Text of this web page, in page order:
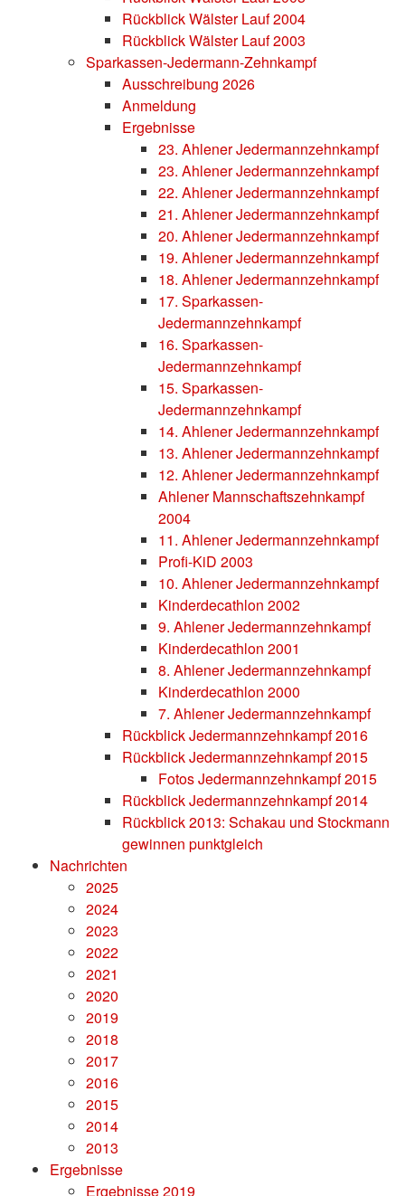
Rückblick Wälster Lauf 2004
Rückblick Wälster Lauf 2003
Sparkassen-Jedermann-Zehnkampf
Ausschreibung 2026
Anmeldung
Ergebnisse
23. Ahlener Jedermannzehnkampf
23. Ahlener Jedermannzehnkampf
22. Ahlener Jedermannzehnkampf
21. Ahlener Jedermannzehnkampf
20. Ahlener Jedermannzehnkampf
19. Ahlener Jedermannzehnkampf
18. Ahlener Jedermannzehnkampf
17. Sparkassen-
Jedermannzehnkampf
16. Sparkassen-
Jedermannzehnkampf
15. Sparkassen-
Jedermannzehnkampf
14. Ahlener Jedermannzehnkampf
13. Ahlener Jedermannzehnkampf
12. Ahlener Jedermannzehnkampf
Ahlener Mannschaftszehnkampf
2004
11. Ahlener Jedermannzehnkampf
Profi-KiD 2003
10. Ahlener Jedermannzehnkampf
Kinderdecathlon 2002
9. Ahlener Jedermannzehnkampf
Kinderdecathlon 2001
8. Ahlener Jedermannzehnkampf
Kinderdecathlon 2000
7. Ahlener Jedermannzehnkampf
Rückblick Jedermannzehnkampf 2016
Rückblick Jedermannzehnkampf 2015
Fotos Jedermannzehnkampf 2015
Rückblick Jedermannzehnkampf 2014
Rückblick 2013: Schakau und Stockmann
gewinnen punktgleich
Nachrichten
2025
2024
2023
2022
2021
2020
2019
2018
2017
2016
2015
2014
2013
Ergebnisse
Ergebnisse 2019